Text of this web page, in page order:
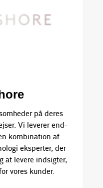
på deres
Vi leverer end-
kombination af
eksperter, der
at levere indsigter,
vores kunder.